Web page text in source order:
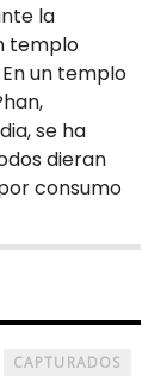
la
templo
un templo
se ha
dieran
consumo
CAPTURADOS